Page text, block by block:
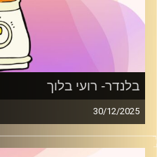
בלנדר- רועי בלוך
30/12/2025
מוזיקה רגועה לפתוח איתה